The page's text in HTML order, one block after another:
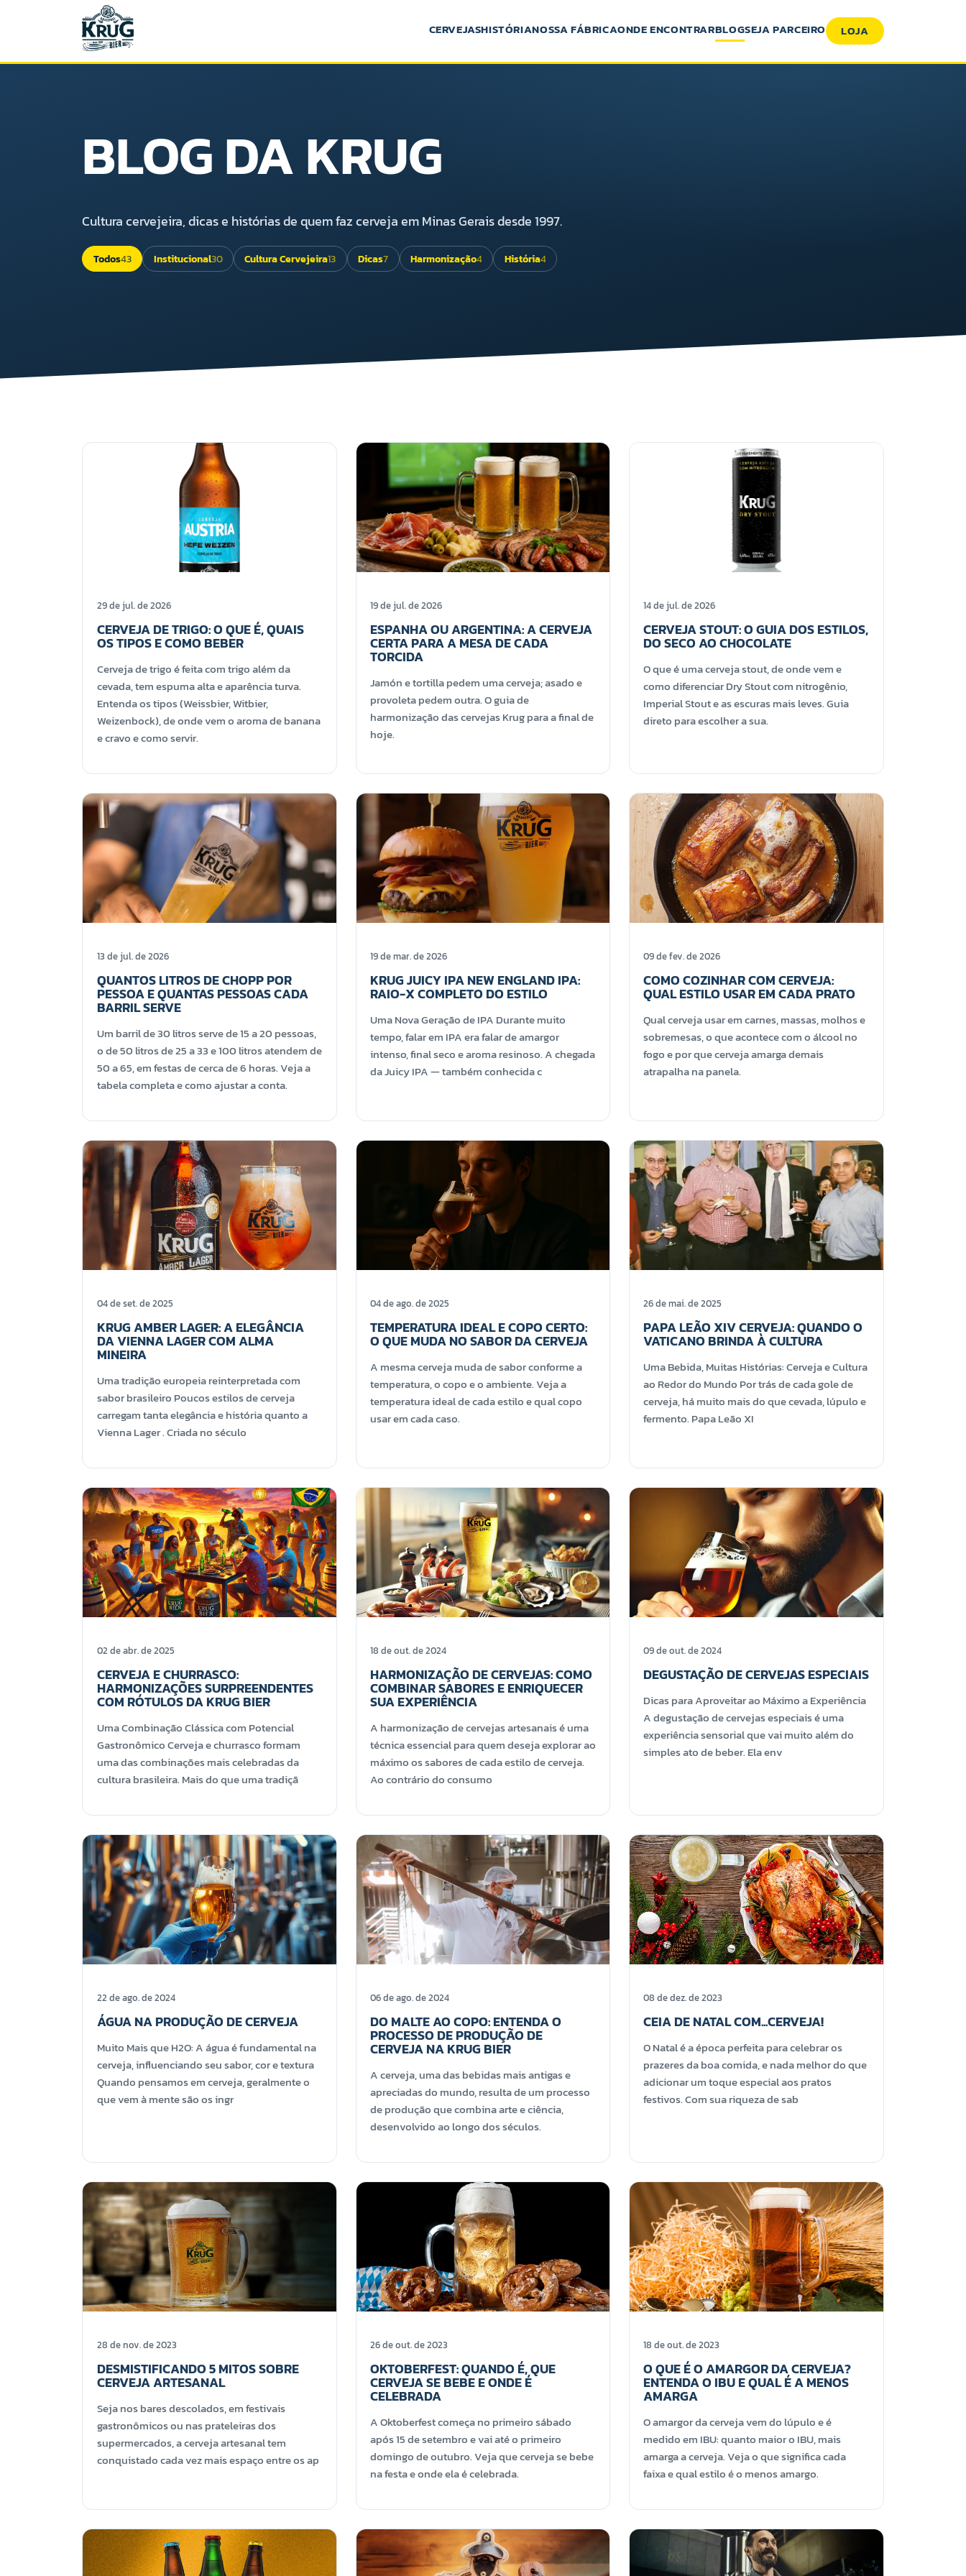
CERVEJASHISTÓRIANOSSA FÁBRICAONDE ENCONTRARBLOGSEJA PARCEIRO LOJA
BLOG DA KRUG
Cultura cervejeira, dicas e histórias de quem faz cerveja em Minas Gerais desde 1997.
Todos43 Institucional30 Cultura Cervejeira13 Dicas7 Harmonização4 História4
29 de jul. de 2026
CERVEJA DE TRIGO: O QUE É, QUAIS
OS TIPOS E COMO BEBER
Cerveja de trigo é feita com trigo além da
cevada, tem espuma alta e aparência turva.
Entenda os tipos (Weissbier, Witbier,
Weizenbock), de onde vem o aroma de banana
e cravo e como servir.
19 de jul. de 2026
ESPANHA OU ARGENTINA: A CERVEJA
CERTA PARA A MESA DE CADA
TORCIDA
Jamón e tortilla pedem uma cerveja; asado e
provoleta pedem outra. O guia de
harmonização das cervejas Krug para a final de
hoje.
14 de jul. de 2026
CERVEJA STOUT: O GUIA DOS ESTILOS,
DO SECO AO CHOCOLATE
O que é uma cerveja stout, de onde vem e
como diferenciar Dry Stout com nitrogênio,
Imperial Stout e as escuras mais leves. Guia
direto para escolher a sua.
13 de jul. de 2026
QUANTOS LITROS DE CHOPP POR
PESSOA E QUANTAS PESSOAS CADA
BARRIL SERVE
Um barril de 30 litros serve de 15 a 20 pessoas,
o de 50 litros de 25 a 33 e 100 litros atendem de
50 a 65, em festas de cerca de 6 horas. Veja a
tabela completa e como ajustar a conta.
19 de mar. de 2026
KRUG JUICY IPA NEW ENGLAND IPA:
RAIO-X COMPLETO DO ESTILO
Uma Nova Geração de IPA Durante muito
tempo, falar em IPA era falar de amargor
intenso, final seco e aroma resinoso. A chegada
da Juicy IPA — também conhecida c
09 de fev. de 2026
COMO COZINHAR COM CERVEJA:
QUAL ESTILO USAR EM CADA PRATO
Qual cerveja usar em carnes, massas, molhos e
sobremesas, o que acontece com o álcool no
fogo e por que cerveja amarga demais
atrapalha na panela.
04 de set. de 2025
KRUG AMBER LAGER: A ELEGÂNCIA
DA VIENNA LAGER COM ALMA
MINEIRA
Uma tradição europeia reinterpretada com
sabor brasileiro Poucos estilos de cerveja
carregam tanta elegância e história quanto a
Vienna Lager . Criada no século
04 de ago. de 2025
TEMPERATURA IDEAL E COPO CERTO:
O QUE MUDA NO SABOR DA CERVEJA
A mesma cerveja muda de sabor conforme a
temperatura, o copo e o ambiente. Veja a
temperatura ideal de cada estilo e qual copo
usar em cada caso.
26 de mai. de 2025
PAPA LEÃO XIV CERVEJA: QUANDO O
VATICANO BRINDA À CULTURA
Uma Bebida, Muitas Histórias: Cerveja e Cultura
ao Redor do Mundo Por trás de cada gole de
cerveja, há muito mais do que cevada, lúpulo e
fermento. Papa Leão XI
02 de abr. de 2025
CERVEJA E CHURRASCO:
HARMONIZAÇÕES SURPREENDENTES
COM RÓTULOS DA KRUG BIER
Uma Combinação Clássica com Potencial
Gastronômico Cerveja e churrasco formam
uma das combinações mais celebradas da
cultura brasileira. Mais do que uma tradiçã
18 de out. de 2024
HARMONIZAÇÃO DE CERVEJAS: COMO
COMBINAR SABORES E ENRIQUECER
SUA EXPERIÊNCIA
A harmonização de cervejas artesanais é uma
técnica essencial para quem deseja explorar ao
máximo os sabores de cada estilo de cerveja.
Ao contrário do consumo
09 de out. de 2024
DEGUSTAÇÃO DE CERVEJAS ESPECIAIS
Dicas para Aproveitar ao Máximo a Experiência
A degustação de cervejas especiais é uma
experiência sensorial que vai muito além do
simples ato de beber. Ela env
22 de ago. de 2024
ÁGUA NA PRODUÇÃO DE CERVEJA
Muito Mais que H2O: A água é fundamental na
cerveja, influenciando seu sabor, cor e textura
Quando pensamos em cerveja, geralmente o
que vem à mente são os ingr
06 de ago. de 2024
DO MALTE AO COPO: ENTENDA O
PROCESSO DE PRODUÇÃO DE
CERVEJA NA KRUG BIER
A cerveja, uma das bebidas mais antigas e
apreciadas do mundo, resulta de um processo
de produção que combina arte e ciência,
desenvolvido ao longo dos séculos.
08 de dez. de 2023
CEIA DE NATAL COM...CERVEJA!
O Natal é a época perfeita para celebrar os
prazeres da boa comida, e nada melhor do que
adicionar um toque especial aos pratos
festivos. Com sua riqueza de sab
28 de nov. de 2023
DESMISTIFICANDO 5 MITOS SOBRE
CERVEJA ARTESANAL
Seja nos bares descolados, em festivais
gastronômicos ou nas prateleiras dos
supermercados, a cerveja artesanal tem
conquistado cada vez mais espaço entre os ap
26 de out. de 2023
OKTOBERFEST: QUANDO É, QUE
CERVEJA SE BEBE E ONDE É
CELEBRADA
A Oktoberfest começa no primeiro sábado
após 15 de setembro e vai até o primeiro
domingo de outubro. Veja que cerveja se bebe
na festa e onde ela é celebrada.
18 de out. de 2023
O QUE É O AMARGOR DA CERVEJA?
ENTENDA O IBU E QUAL É A MENOS
AMARGA
O amargor da cerveja vem do lúpulo e é
medido em IBU: quanto maior o IBU, mais
amarga a cerveja. Veja o que significa cada
faixa e qual estilo é o menos amargo.